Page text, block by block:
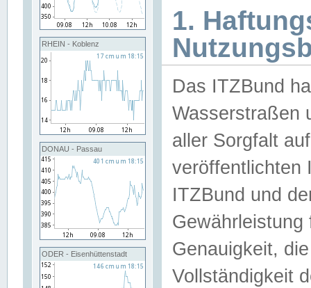
RHEIN - Koblenz
DONAU - Passau
ODER - Eisenhüttenstadt
1.
Das ITZBund
Wasserstraßen
aller Sorgfalt
veröffentlichten
ITZBund und
Genauigkeit,
Vollständigkeit